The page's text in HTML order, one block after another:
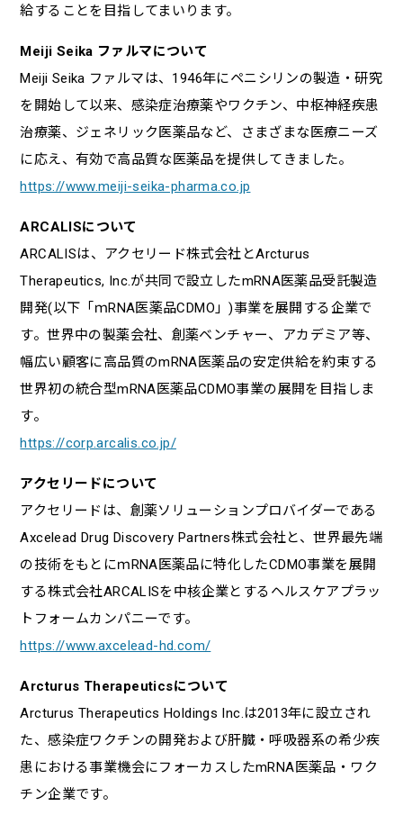
給することを目指してまいります。
Meiji Seika ファルマについて
Meiji Seika ファルマは、1946年にペニシリンの製造・研究
を開始して以来、感染症治療薬やワクチン、中枢神経疾患
治療薬、ジェネリック医薬品など、さまざまな医療ニーズ
に応え、有効で高品質な医薬品を提供してきました。
https://www.meiji-seika-pharma.co.jp
ARCALISについて
ARCALISは、アクセリード株式会社とArcturus
Therapeutics, Inc.が共同で設立したmRNA医薬品受託製造
開発(以下「ｍRNA医薬品CDMO」)事業を展開する企業で
す。世界中の製薬会社、創薬ベンチャー、アカデミア等、
幅広い顧客に高品質のmRNA医薬品の安定供給を約束する
世界初の統合型mRNA医薬品CDMO事業の展開を目指しま
す。
https://corp.arcalis.co.jp/
アクセリードについて
アクセリードは、創薬ソリューションプロバイダーである
Axcelead Drug Discovery Partners株式会社と、世界最先端
の技術をもとにｍRNA医薬品に特化したCDMO事業を展開
する株式会社ARCALISを中核企業とするヘルスケアプラッ
トフォームカンパニーです。
https://www.axcelead-hd.com/
Arcturus Therapeuticsについて
Arcturus Therapeutics Holdings Inc.は2013年に設立され
た、感染症ワクチンの開発および肝臓・呼吸器系の希少疾
患における事業機会にフォーカスしたmRNA医薬品・ワク
チン企業です。